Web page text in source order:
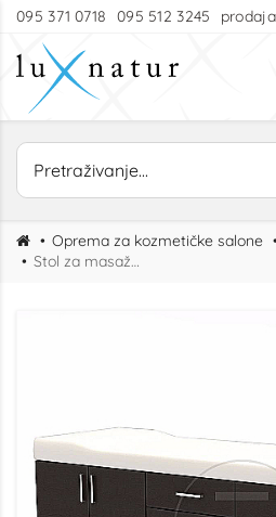
095 371 0718 095 512 3245
Oprema za kozmetičke salone
Stol za masažu Spa Bed